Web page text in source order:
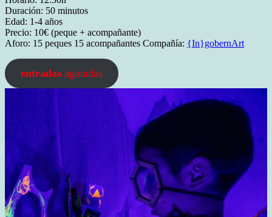
Duración: 50 minutos
Edad: 1-4 años
Precio: 10€ (peque + acompañante)
Aforo: 15 peques 15 acompañantes Compañía: {In}gobernArt
entradas agotadas